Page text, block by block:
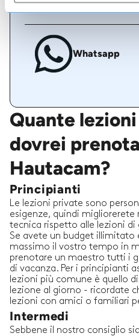
Whatsapp
Quante
dovrei
Hautacam?
Principianti
Le lezioni private sono
esigenze, quindi migliorerete
tecnica rispetto alle lezioni di
Se avete un budget illimitato
massimo il vostro tempo in
prenotare un maestro tutti i
di vacanza. Per i principianti
lezioni più comune è quello
lezione al giorno - ricordate
lezioni con amici o familiari
Intermedi
Sebbene il nostro consiglio